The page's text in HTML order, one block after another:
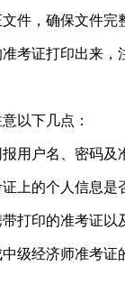
件，确保文件完
考证打印出来，
以下几点：
用户名、密码及
上的个人信息是
打印的准考证以
级经济师准考